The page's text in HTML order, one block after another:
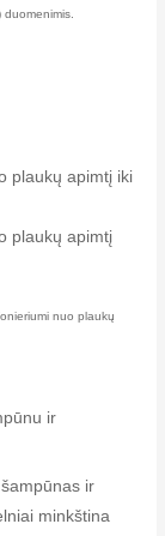
duomenimis.
plaukų apimtį iki
plaukų apimtį
nuo plaukų
ir
ir
minkština